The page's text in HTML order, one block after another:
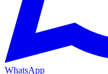
WhatsApp